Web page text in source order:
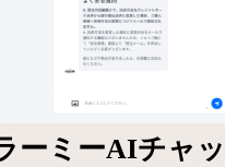
ーミーAIチャ